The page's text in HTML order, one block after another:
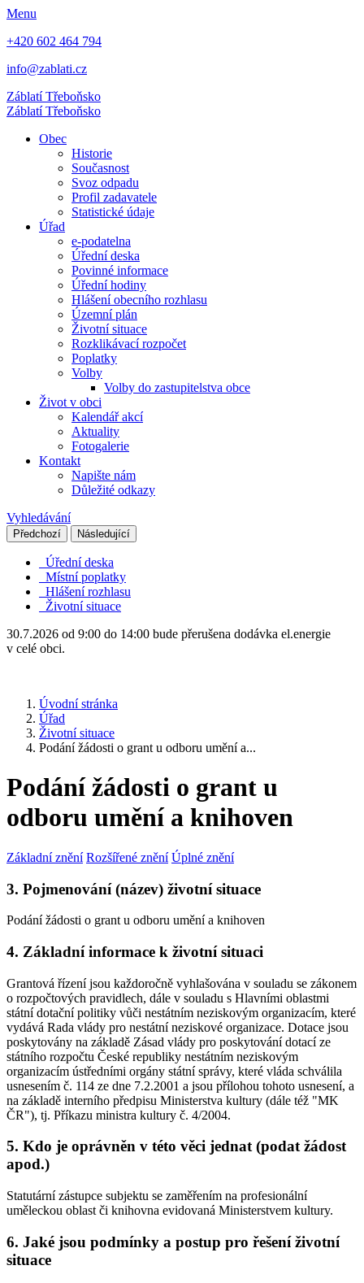
Menu
+420 602 464 794
info@zablati.cz
ZáblatíTřeboňsko
ZáblatíTřeboňsko
Obec
Historie
Současnost
Svoz odpadu
Profil zadavatele
Statistické údaje
Úřad
e-podatelna
Úřední deska
Povinné informace
Úřední hodiny
Hlášení obecního rozhlasu
Územní plán
Životní situace
Rozklikávací rozpočet
Poplatky
Volby
Volby do zastupitelstva obce
Život v obci
Kalendář akcí
Aktuality
Fotogalerie
Kontakt
Napište nám
Důležité odkazy
Vyhledávání
Předchozí Následující
Úřední deska
Místní poplatky
Hlášení rozhlasu
Životní situace
30.7.2026 od 9:00 do 14:00 bude přerušena dodávka el.energie
v celé obci.
Úvodní stránka
Úřad
Životní situace
Podání žádosti o grant u odboru umění a...
Podání žádosti o grant u
odboru umění a knihoven
Základní znění Rozšířené znění Úplné znění
3. Pojmenování (název) životní situace
Podání žádosti o grant u odboru umění a knihoven
4. Základní informace k životní situaci
Grantová řízení jsou každoročně vyhlašována v souladu se zákonem
o rozpočtových pravidlech, dále v souladu s Hlavními oblastmi
státní dotační politiky vůči nestátním neziskovým organizacím, které
vydává Rada vlády pro nestátní neziskové organizace. Dotace jsou
poskytovány na základě Zásad vlády pro poskytování dotací ze
státního rozpočtu České republiky nestátním neziskovým
organizacím ústředními orgány státní správy, které vláda schválila
usnesením č. 114 ze dne 7.2.2001 a jsou přílohou tohoto usnesení, a
na základě interního předpisu Ministerstva kultury (dále též "MK
ČR"), tj. Příkazu ministra kultury č. 4/2004.
5. Kdo je oprávněn v této věci jednat (podat žádost
apod.)
Statutární zástupce subjektu se zaměřením na profesionální
uměleckou oblast či knihovna evidovaná Ministerstvem kultury.
6. Jaké jsou podmínky a postup pro řešení životní
situace